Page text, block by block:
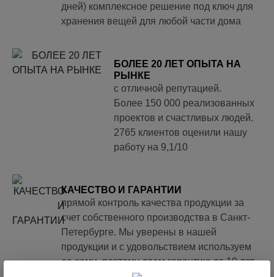
дней) комплексное решение под ключ для
хранения вещей для любой части дома
БОЛЕЕ 20 ЛЕТ ОПЫТА НА
РЫНКЕ
с отличной репутацией.
Более 150 000 реализованных
проектов и счастливых людей.
2765 клиентов оценили нашу
работу на 9,1/10
КАЧЕСТВО И ГАРАНТИИ
прямой контроль качества продукции за
счет собственного производства в Санкт-
Петербурге. Мы уверены в нашей
продукции и с удовольствием используем
ее сами, поэтому даем гарантию до 10 лет